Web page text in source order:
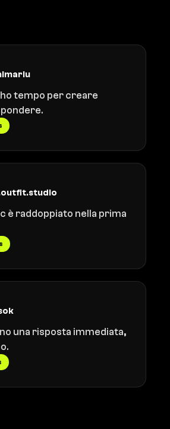
tempo per creare
è raddoppiato nella prima
una risposta immediata,